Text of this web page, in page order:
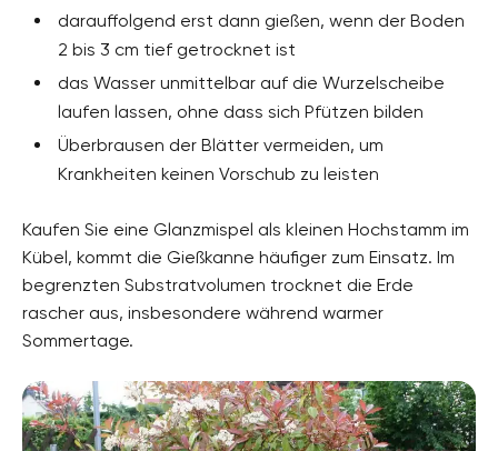
darauffolgend erst dann gießen, wenn der Boden
2 bis 3 cm tief getrocknet ist
das Wasser unmittelbar auf die Wurzelscheibe
laufen lassen, ohne dass sich Pfützen bilden
Überbrausen der Blätter vermeiden, um
Krankheiten keinen Vorschub zu leisten
Kaufen Sie eine Glanzmispel als kleinen Hochstamm im
Kübel, kommt die Gießkanne häufiger zum Einsatz. Im
begrenzten Substratvolumen trocknet die Erde
rascher aus, insbesondere während warmer
Sommertage.